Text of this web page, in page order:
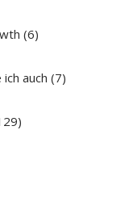
(6)
auch (7)